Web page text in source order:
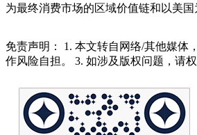
为最终消费市场的区域价值链和以美
免责声明： 1. 本文转自网络/其他媒体
作风险自担。 3. 如涉及版权问题，请